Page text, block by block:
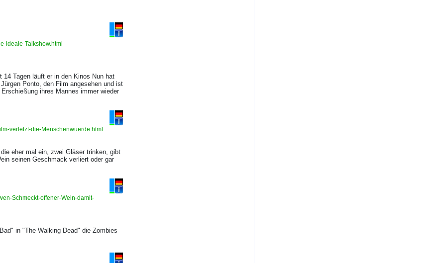
ideale-Talkshow.html
Tagen läuft er in den Kinos Nun hat
Ponto, den Film angesehen und ist
ihres Mannes immer wieder
verletzt-die-Menschenwuerde.html
eher mal ein, zwei Gläser trinken, gibt
seinen Geschmack verliert oder gar
Schmeckt-offener-Wein-damit-
in "The Walking Dead" die Zombies